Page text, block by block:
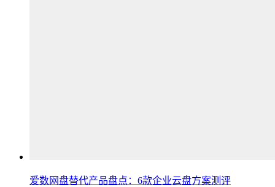
爱数网盘替代产品盘点：6款企业云盘方案测评